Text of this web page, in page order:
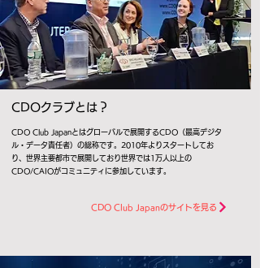
CDOクラブとは？
CDO Club Japanとはグローバルで展開するCDO（最高デジタ
ル・データ責任者）の総称です。2010年よりスタートしてお
り、世界主要都市で展開しており世界では1万人以上の
CDO/CAIOがコミュニティに参加しています。
CDO Club Japanのサイトを見る